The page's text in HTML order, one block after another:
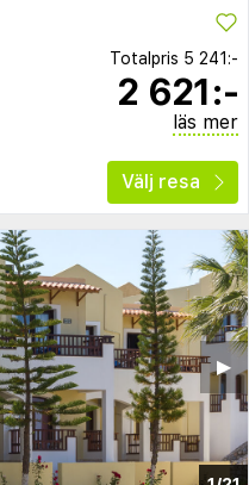
Totalpris 5 241:-
2 621:-
läs mer
Välj resa
▶︎